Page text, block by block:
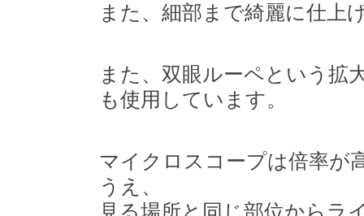
また、細部まで綺麗に仕上
また、双眼ルーペという拡
も使用しています。
マイクロスコープは倍率が
うえ、
見る場所と同じ部位からラ